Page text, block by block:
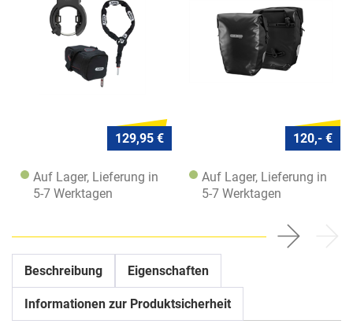
129,95 €
Auf Lager, Lieferung in
5-7 Werktagen
120,- €
Auf Lager, Lieferung in
5-7 Werktagen
Beschreibung Eigenschaften
Informationen zur Produktsicherheit